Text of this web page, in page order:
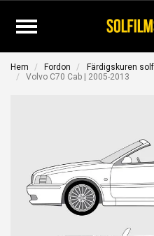
Hem Fordon Färdigskuren
Volvo C70 Cab | 2005-2013